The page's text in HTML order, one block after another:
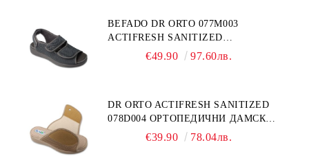
BEFADO DR ORTO 077M003
ACTIFRESH SANITIZED
ОРТОПЕДИЧНИ САНДАЛИ ЗА
€49.90 97.60лв.
DR ORTO ACTIFRESH SANITIZED
078D004 ОРТОПЕДИЧНИ ДАМСКИ
ЧЕХЛИ ЗА МНОГО ОТЕКЪЛ КРАК,
€39.90 78.04лв.